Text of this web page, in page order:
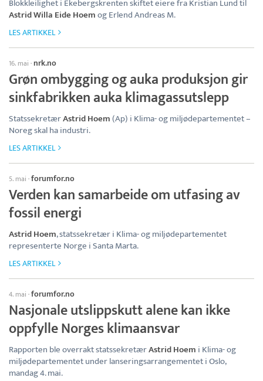
Blokkleilighet i Ekebergskrenten skiftet eiere fra Kristian Lund til
Astrid Willa Eide Hoemog Erlend Andreas M.
LES ARTIKKEL
16. mai · nrk.no
Grøn ombygging og auka produksjon gir
sinkfabrikken auka klimagassutslepp
StatssekretærAstrid Hoem(Ap) i Klima- og miljødepartementet –
Noreg skal ha industri.
LES ARTIKKEL
5. mai ·forumfor.no
Verden kan samarbeide om utfasing av
fossil energi
Astrid Hoem, statssekretær i Klima- og miljødepartementet
representerte Norge i Santa Marta.
LES ARTIKKEL
4. mai ·forumfor.no
Nasjonale utslippskutt alene kan ikke
oppfylle Norges klimaansvar
Rapporten ble overrakt statssekretærAstrid Hoem i Klima- og
miljødepartementet under lanseringsarrangementet i Oslo,
mandag 4. mai.